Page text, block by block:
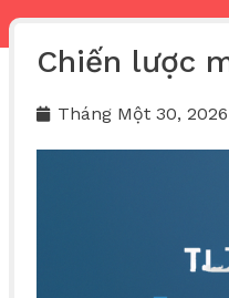
Chiến lược
Tháng Một 30, 2026